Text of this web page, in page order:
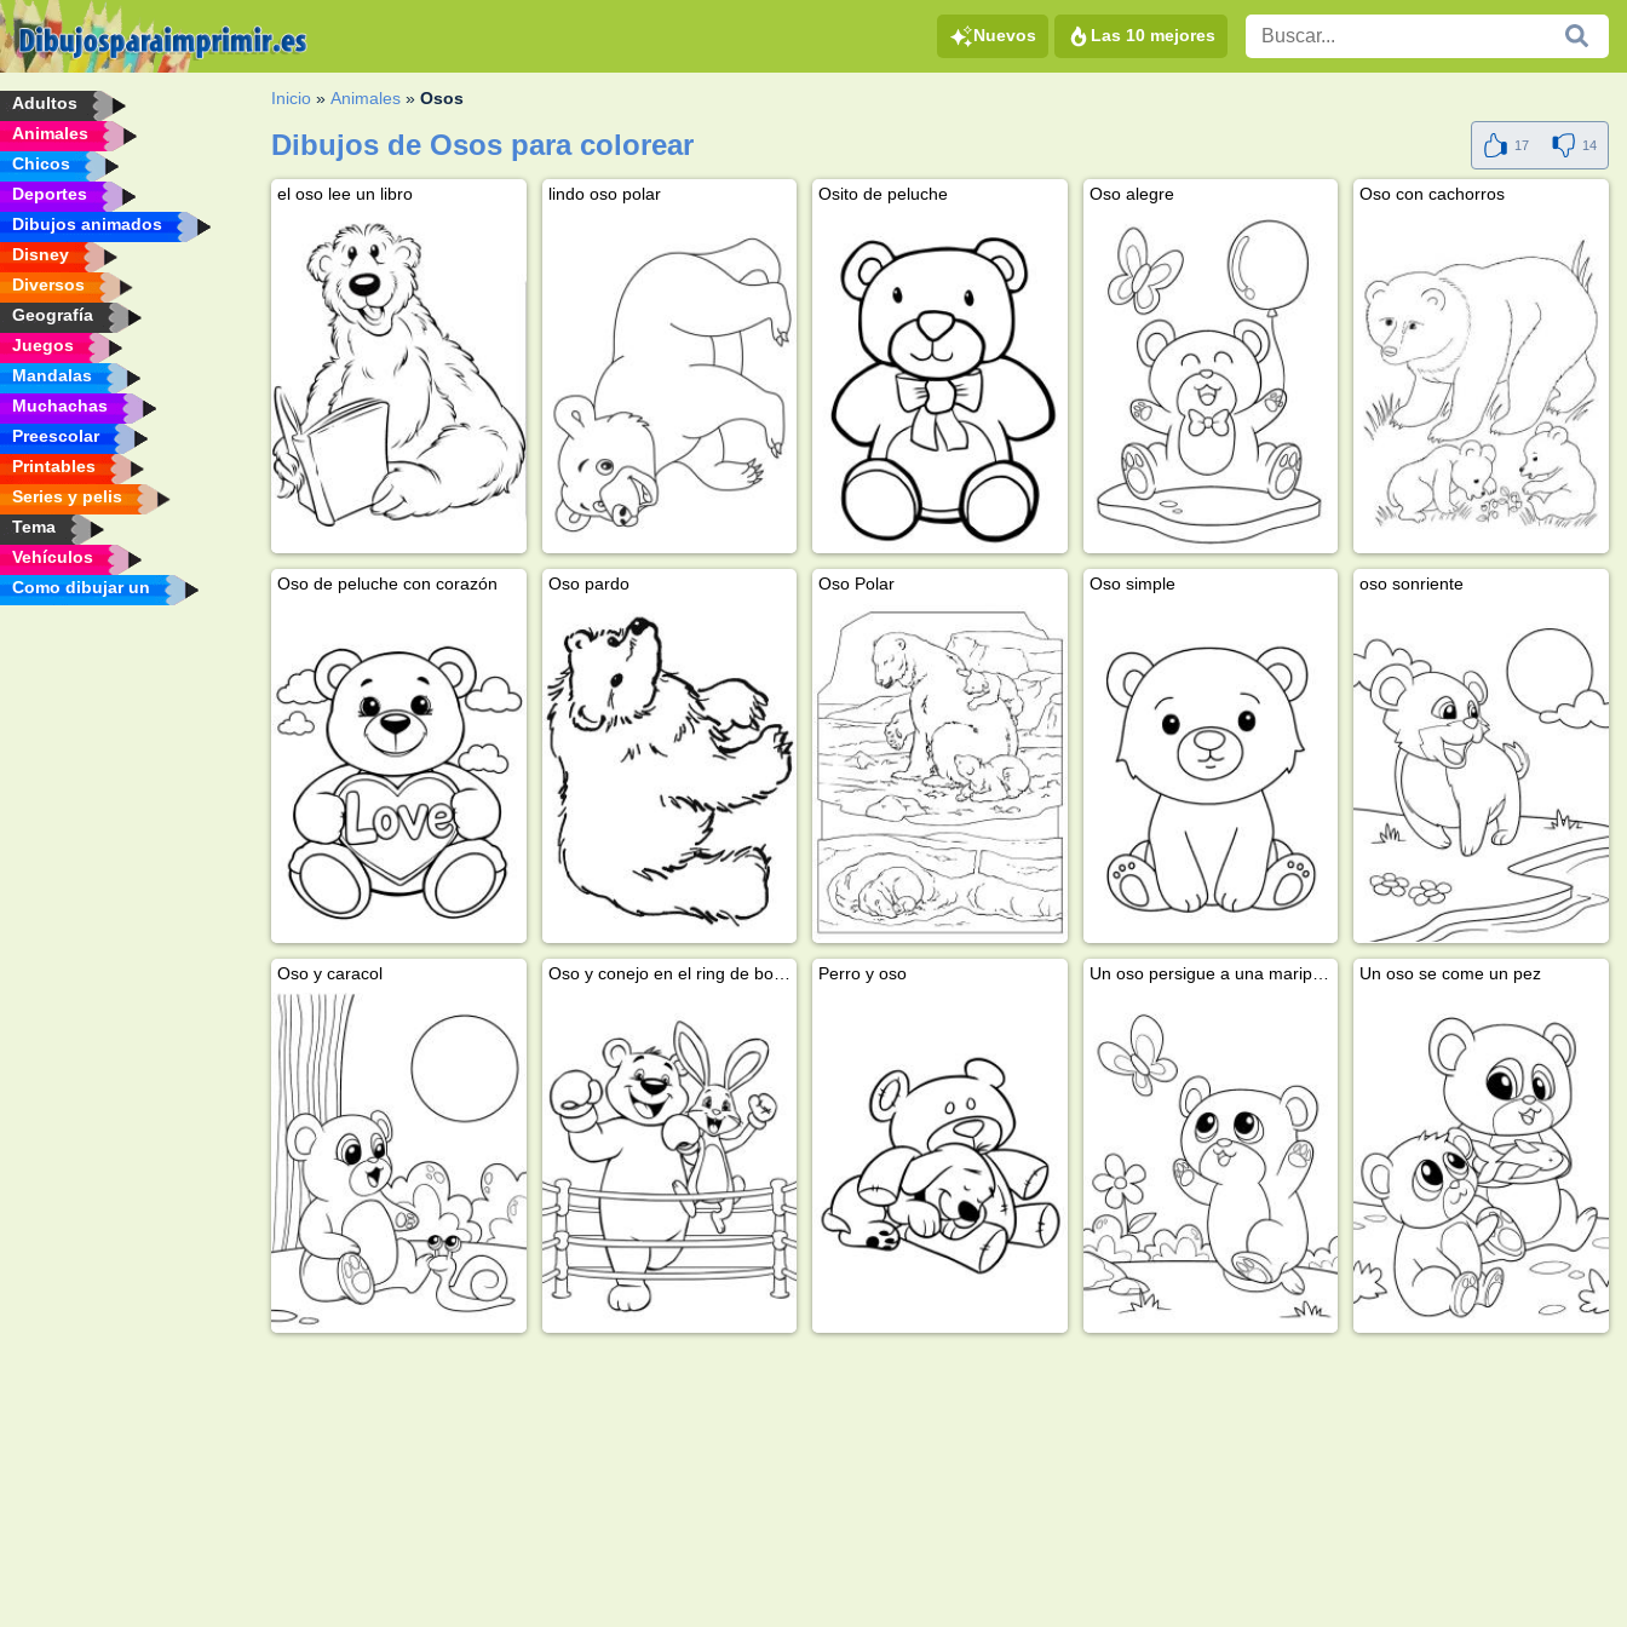
Nuevos Las 10 mejores
Adultos
Animales
Chicos
Deportes
Dibujos animados
Disney
Diversos
Geografía
Juegos
Mandalas
Muchachas
Preescolar
Printables
Series y pelis
Tema
Vehículos
Como dibujar un
Inicio »Animales »Osos
Dibujos de Osos para colorear 17 14
el oso lee un libro lindo oso polar Osito de peluche Oso alegre Oso con cachorros
Oso de peluche con corazón Oso pardo Oso Polar Oso simple oso sonriente
Oso y caracol Oso y conejo en el ring de boxeo Perro y oso Un oso persigue a una mariposa Un oso se come un pez